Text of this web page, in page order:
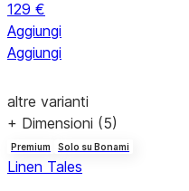
129 €
Aggiungi
Aggiungi
altre varianti
+ Dimensioni (5)
Premium Solo su Bonami
Linen Tales